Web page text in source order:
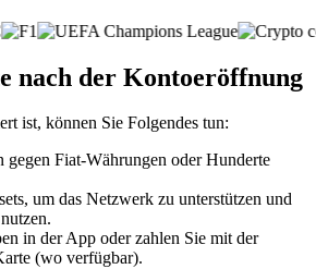
nach der Kontoeröffnung
ist, können Sie Folgendes tun:
gegen Fiat-Währungen oder Hunderte
um das Netzwerk zu unterstützen und
in der App oder zahlen Sie mit der
(wo verfügbar).